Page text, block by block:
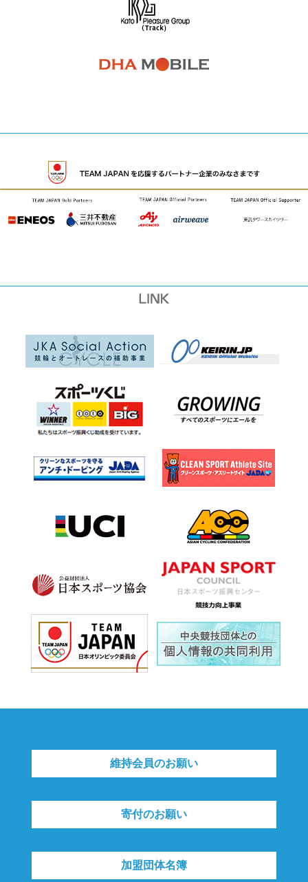
維持会員のお願い
寄付のお願い
加盟団体名簿